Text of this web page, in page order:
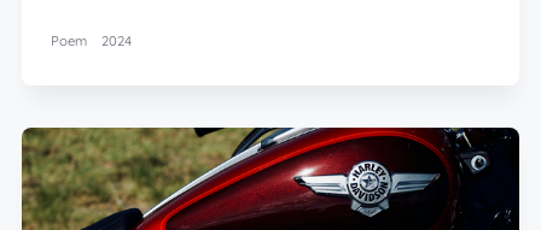
Poem 2024